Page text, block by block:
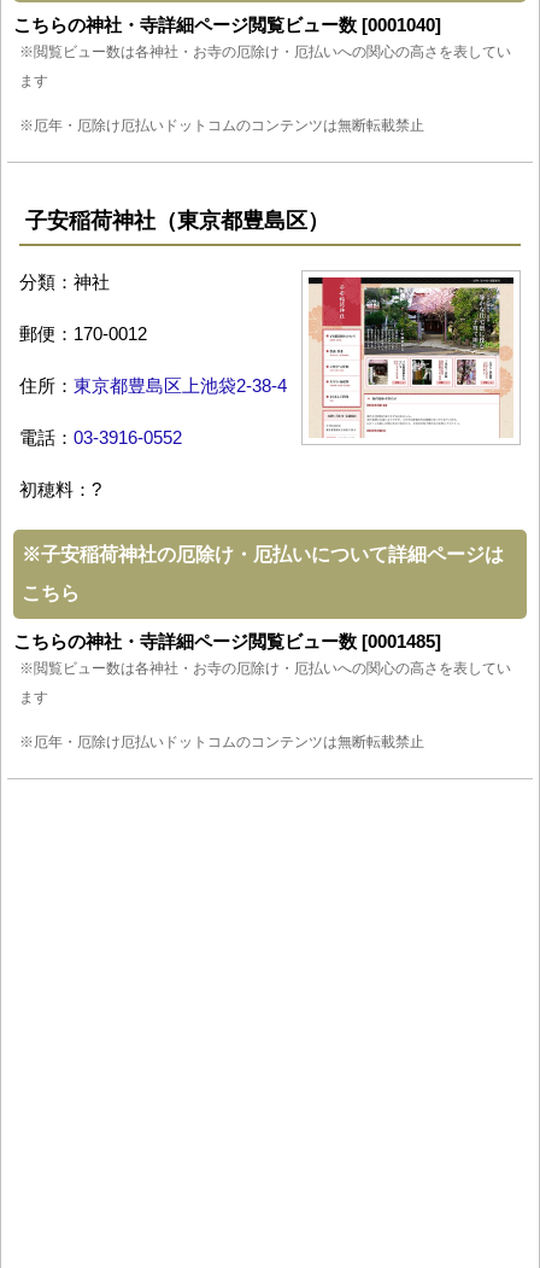
こちらの神社・寺詳細ページ閲覧ビュー数 [0001040]
※閲覧ビュー数は各神社・お寺の厄除け・厄払いへの関心の高さを表してい
ます
※厄年・厄除け厄払いドットコムのコンテンツは無断転載禁止
子安稲荷神社（東京都豊島区）
分類：神社
郵便：170-0012
住所： 東京都豊島区上池袋2-38-4
電話： 03-3916-0552
初穂料：?
※子安稲荷神社の厄除け・厄払いについて詳細ページは
こちら
こちらの神社・寺詳細ページ閲覧ビュー数 [0001485]
※閲覧ビュー数は各神社・お寺の厄除け・厄払いへの関心の高さを表してい
ます
※厄年・厄除け厄払いドットコムのコンテンツは無断転載禁止